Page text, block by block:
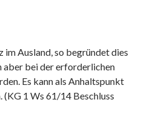
Ausland, so begründet dies
aber bei der erforderlichen
Es kann als Anhaltspunkt
1 Ws 61/14 Beschluss